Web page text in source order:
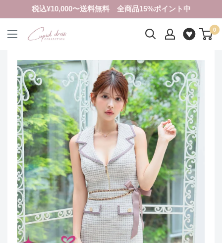
ン
税込¥10,000〜送料無料 全商品15%ポイント中
ク
ド
ド
レ
ス
コ
レ
ク
シ
ョ
ン
0